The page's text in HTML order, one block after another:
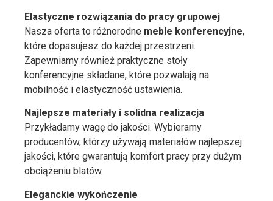
Elastyczne rozwiązania do pracy grupowej
Nasza oferta to różnorodne meble konferencyjne,
które dopasujesz do każdej przestrzeni.
Zapewniamy również praktyczne stoły
konferencyjne składane, które pozwalają na
mobilność i elastyczność ustawienia.
Najlepsze materiały i solidna realizacja
Przykładamy wagę do jakości. Wybieramy
producentów, którzy używają materiałów najlepszej
jakości, które gwarantują komfort pracy przy dużym
obciążeniu blatów.
Eleganckie wykończenie